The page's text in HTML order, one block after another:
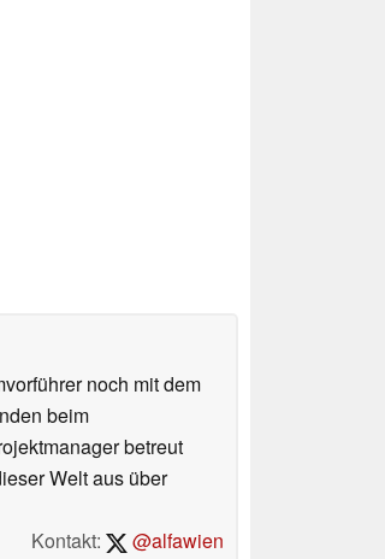
noch mit dem
beim
betreut
Welt aus über
Kontakt:
@alfawien